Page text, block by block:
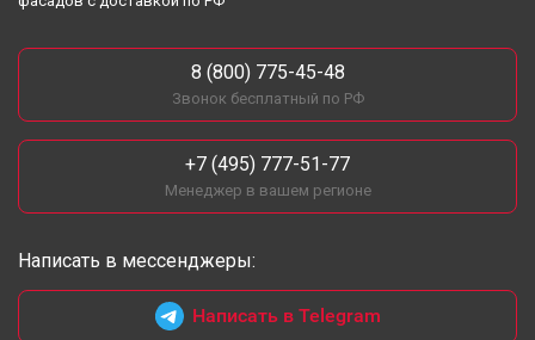
8 (800) 775-45-48
Звонок бесплатный по РФ
+7 (495) 777-51-77
Менеджер в вашем регионе
Написать в мессенджеры:
Написать в Telegram